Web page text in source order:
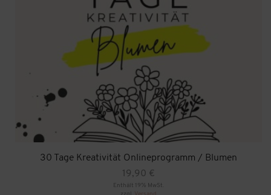
30 Tage Kreativität Onlineprogramm / Blumen
19,90 €
Enthält 19% MwSt.